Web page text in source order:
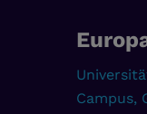
Campus,